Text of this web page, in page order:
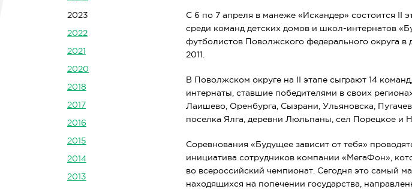
2023
2022
2021
2020
2018
2017
2016
2015
2014
2013
С 6 по 7 апреля в манеже «Искандер» состоится II
среди команд детских домов и школ-интернатов
футболистов Поволжского федерального округа в
2011.
В Поволжском округе на II этапе сыграют 14
интернаты, ставшие победителями в своих
Лаишево, Оренбурга, Сызрани, Ульяновска,
поселка Ялга, деревни Люльпаны, сел Порецкое и
Соревнования «Будущее зависит от тебя»
инициатива сотрудников компании «МегаФон»,
во всероссийский чемпионат. Сегодня это самый
находящихся на попечении государства,